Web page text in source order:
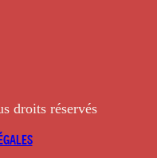
droits réservés